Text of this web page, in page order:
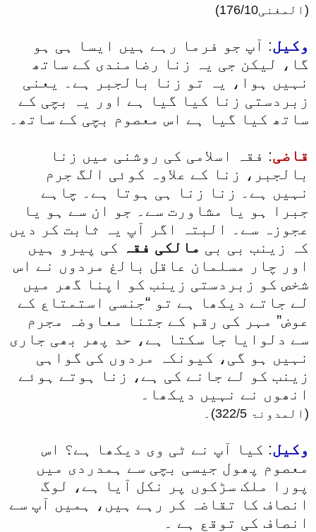
(المغنی176/10)
وکیل: آپ جو فرما رہے ہیں ایسا ہی ہو
گا، لیکن جی یہ زنا رضامندی کے ساتھ
نہیں ہوا، یہ تو زنا بالجبر ہے۔ یعنی
زبردستی زنا کیا گیا ہے اور یہ بچی کے
ساتھ کیا گیا ہے اس معصوم بچی کے ساتھ۔
قاضی: فقہ اسلامی کی روشنی میں زنا
بالجبر، زنا کے علاوہ کوئی الگ جرم
نہیں ہے۔ زنا زنا ہی ہوتا ہے۔ چاہے
جبرا ہو یا مشاورت سے۔ جو ان سے ہو یا
عجوزہ سے۔ البتہ اگر آپ یہ ثابت کر دیں
کہ زینب بی بی مالکی فقہ کی پیرو ہیں
اور چار مسلمان عاقل بالغ مردوں نے اس
شخص کو زبردستی زینب کو اپنا گھر میں
لے جاتے دیکھا ہے تو “جنسی استمتاع کے
عوض” مہر کی رقم کے جتنا معاوضہ مجرم
سے دلوایا جا سکتا ہے، حد پھر بھی جاری
نہیں ہو گی، کیونکہ مردوں کی گواہی
زینب کو لے جانے کی ہے، زنا ہوتے ہوئے
انھوں نے نہیں دیکھا۔
(المدونۃ 322/5)۔
وکیل: کیا آپ نے ٹی وی دیکھا ہے؟ اس
معصوم پھول جیسی بچی سے ہمدردی میں
پورا ملک سڑکوں پر نکل آیا ہے، لوگ
انصاف کا تقاضہ کر رہے ہیں، ہمیں آپ سے
انصاف کی توقع ہے ۔